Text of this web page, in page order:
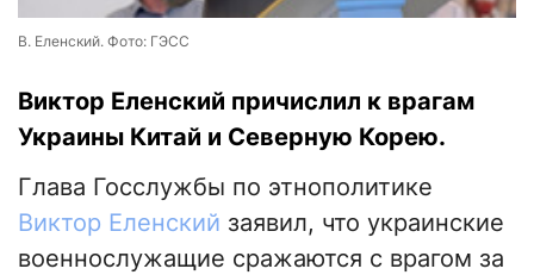
В. Еленский. Фото: ГЭСС
Виктор Еленский причислил к врагам
Украины Китай и Северную Корею.
Глава Госслужбы по этнополитике
Виктор Еленский заявил, что украинские
военнослужащие сражаются с врагом за